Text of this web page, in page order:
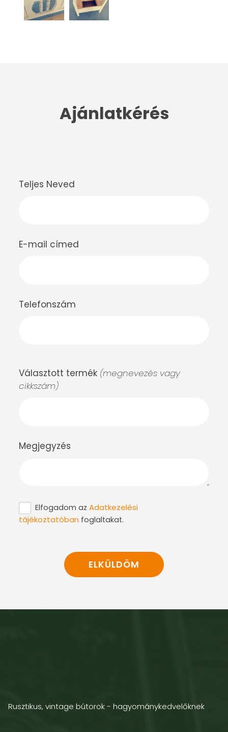
Ajánlatkérés
Teljes Neved
E-mail címed
Telefonszám
Választott termék (megnevezés vagy
cikkszám)
Megjegyzés
Elfogadom az Adatkezelési
tájékoztatóban foglaltakat.
Rusztikus, vintage bútorok - hagyománykedvelőknek